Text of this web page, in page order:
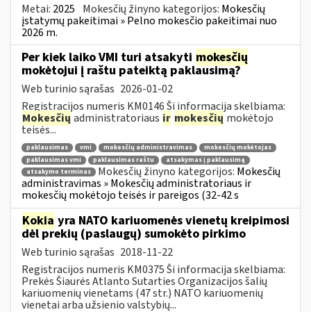
Metai: 2025 Mokesčių žinyno kategorijos: Mokesčių
įstatymų pakeitimai » Pelno mokesčio pakeitimai nuo
2026 m.
Per kiek laiko VMI turi atsakyti mokesčių
mokėtojui į raštu pateiktą paklausimą?
Web turinio sąrašas 2026-01-02
Registracijos numeris KM0146 Ši informacija skelbiama:
Mokesčių administratoriaus ir mokesčių mokėtojo
teisės...
paklausimas vmi mokesčių administravimas
mokesčių mokėtojas
paklausimas vmi
paklausimas raštu
atsakymas į paklausimą
atsakymo terminas
Mokesčių žinyno kategorijos: Mokesčių
administravimas » Mokesčių administratoriaus ir
mokesčių mokėtojo teisės ir pareigos (32-42 s
Kokia yra NATO kariuomenės vienetų kreipimosi
dėl prekių (paslaugų) sumokėto pirkimo
Web turinio sąrašas 2018-11-22
Registracijos numeris KM0375 Ši informacija skelbiama:
Prekės Šiaurės Atlanto Sutarties Organizacijos šalių
kariuomenių vienetams (47 str.) NATO kariuomenių
vienetai arba užsienio valstybių...